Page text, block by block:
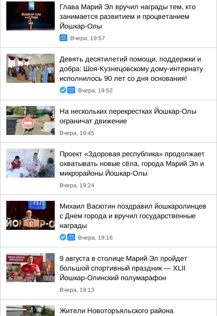
Глава Марий Эл вручил награды тем, кто
занимается развитием и процветанием
Йошкар-Олы
Вчера, 19:57
Девять десятилетий помощи, поддержки и
добра: Шоя-Кузнецовскому дому-интернату
исполнилось 90 лет со дня основания!
Вчера, 19:52
На нескольких перекрестках Йошкар-Олы
ограничат движение
Вчера, 19:45
Проект «Здоровая республика» продолжает
охватывать новые сёла, города Марий Эл и
микрорайоны Йошкар-Олы
Вчера, 19:24
Михаил Васютин поздравил йошкаролинцев
с Днем города и вручил государственные
награды
Вчера, 19:16
9 августа в столице Марий Эл пройдет
большой спортивный праздник — XLII
Йошкар-Олинский полумарафон
Вчера, 19:13
Жители Новоторъяльского района